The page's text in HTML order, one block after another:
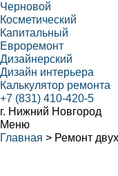
Черновой
Косметический
Капитальный
Евроремонт
Дизайнерский
Дизайн интерьера
Калькулятор ремонта
+7 (831) 410-420-5
г. Нижний Новгород
Меню
Главная > Ремонт